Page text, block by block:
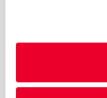
KUVERT